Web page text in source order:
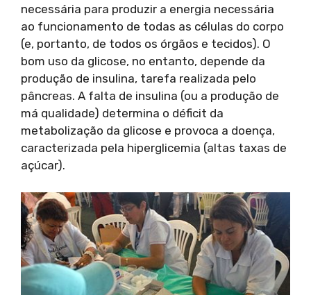
necessária para produzir a energia necessária
ao funcionamento de todas as células do corpo
(e, portanto, de todos os órgãos e tecidos). O
bom uso da glicose, no entanto, depende da
produção de insulina, tarefa realizada pelo
pâncreas. A falta de insulina (ou a produção de
má qualidade) determina o déficit da
metabolização da glicose e provoca a doença,
caracterizada pela hiperglicemia (altas taxas de
açúcar).